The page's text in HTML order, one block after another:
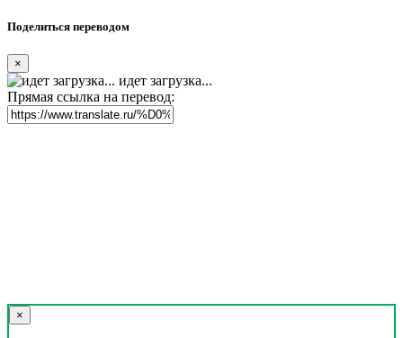
Поделиться переводом
×
идет загрузка...
Прямая ссылка на перевод:
×